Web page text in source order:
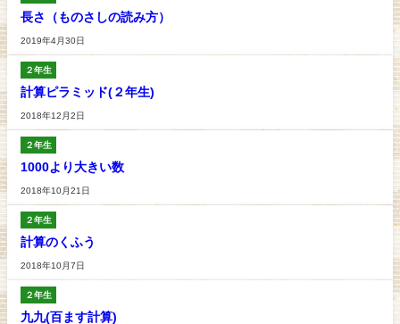
長さ（ものさしの読み方）
2019年4月30日
２年生
計算ピラミッド(２年生)
2018年12月2日
２年生
1000より大きい数
2018年10月21日
２年生
計算のくふう
2018年10月7日
２年生
九九(百ます計算)